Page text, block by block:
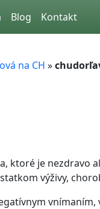
Blog Kontakt
na CH »
ktoré je nezdravo
výživy,
vnímaním,